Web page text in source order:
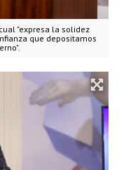
"expresa la solidez
que depositamos